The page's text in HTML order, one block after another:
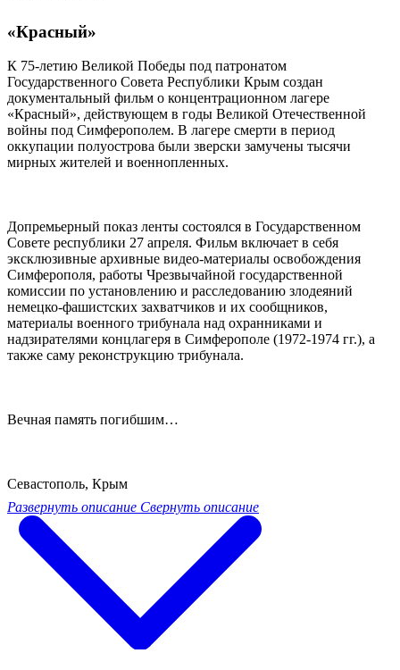
«Красный»
К 75-летию Великой Победы под патронатом
Государственного Совета Республики Крым создан
документальный фильм о концентрационном лагере
«Красный», действующем в годы Великой Отечественной
войны под Симферополем. В лагере смерти в период
оккупации полуострова были зверски замучены тысячи
мирных жителей и военнопленных.
Допремьерный показ ленты состоялся в Государственном
Совете республики 27 апреля. Фильм включает в себя
эксклюзивные архивные видео-материалы освобождения
Симферополя, работы Чрезвычайной государственной
комиссии по установлению и расследованию злодеяний
немецко-фашистских захватчиков и их сообщников,
материалы военного трибунала над охранниками и
надзирателями концлагеря в Симферополе (1972-1974 гг.), а
также саму реконструкцию трибунала.
Вечная память погибшим…
Севастополь, Крым
Развернуть описание Свернуть описание